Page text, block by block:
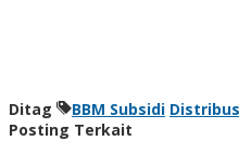
Ditag BBM Subsidi
Posting Terkait